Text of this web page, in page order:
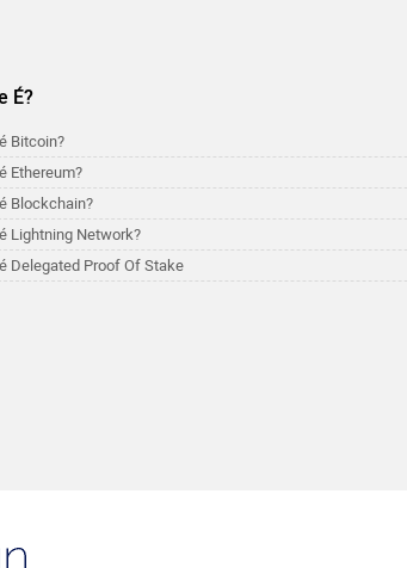
É?
Bitcoin?
Ethereum?
Blockchain?
Lightning Network?
Delegated Proof Of Stake